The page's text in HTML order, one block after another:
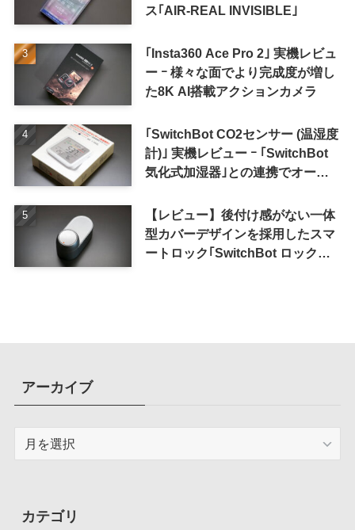
ス｢AIR-REAL INVISIBLE｣
｢Insta360 Ace Pro 2｣ 実機レビュ
ー ｰ 様々な面でより完成度が増し
た8K AI搭載アクションカメラ
｢SwitchBot CO2センサー (温湿度
計)｣ 実機レビュー ｰ ｢SwitchBot
気化式加湿器｣との連携でオート
【レビュー】後付け感がない一体
型カバーデザインを採用したスマ
ートロック｢SwitchBot ロック
アーカイブ
ブカテゴリ